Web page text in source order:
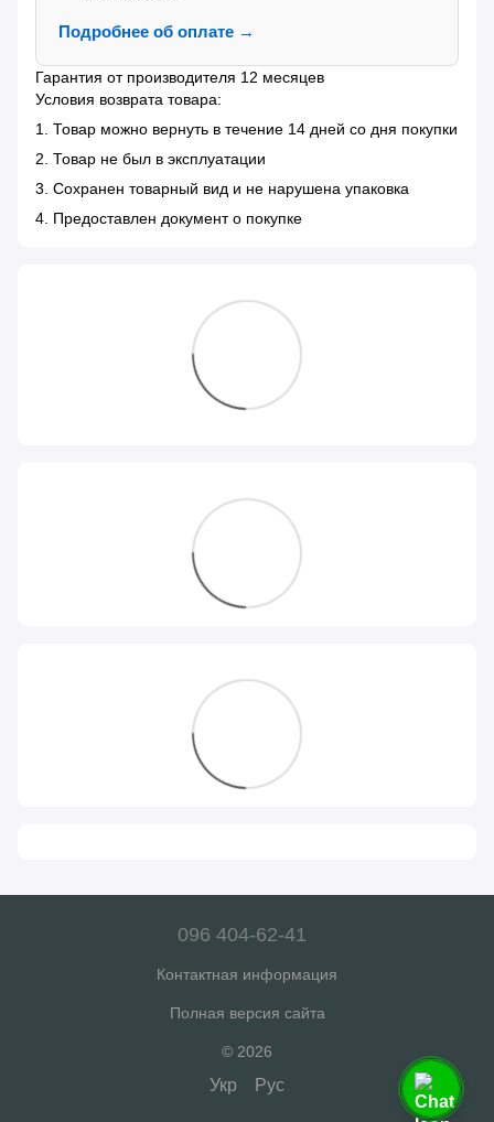
Подробнее об оплате →
Гарантия от производителя 12 месяцев
Условия возврата товара:
1. Товар можно вернуть в течение 14 дней со дня покупки
2. Товар не был в эксплуатации
3. Сохранен товарный вид и не нарушена упаковка
4. Предоставлен документ о покупке
096 404-62-41
Контактная информация
Полная версия сайта
© 2026
Укр Рус